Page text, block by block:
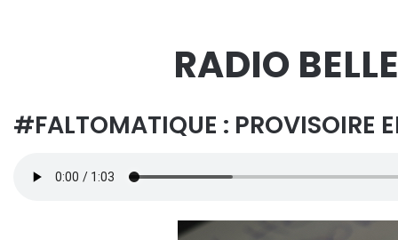
RADIO
#FALTOMATIQUE : PROVISOIRE